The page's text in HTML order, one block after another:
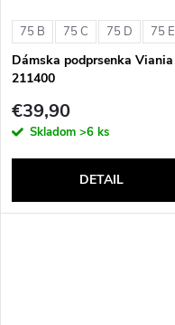
75 B 75 C 75 D 75 E
Dámska podprsenka Viania
211400
€39,90
Skladom >6 ks
DETAIL